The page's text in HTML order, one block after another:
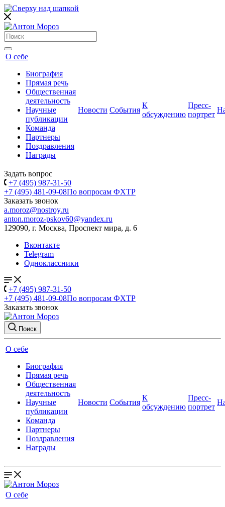
О себе
Биография
Прямая речь
Общественная
деятельность
Научные
публикации
Команда
Партнеры
Поздравления
Награды
Новости События
К
обсуждению
Пресс-
портрет
Задать вопрос
+7 (495) 987-31-50
+7 (495) 481-09-08По вопросам ФХТР
Заказать звонок
a.moroz@nostroy.ru
anton.moroz-pskov60@yandex.ru
129090, г. Москва, Проспект мира, д. 6
Вконтакте
Telegram
Одноклассники
+7 (495) 987-31-50
+7 (495) 481-09-08По вопросам ФХТР
Заказать звонок
Поиск
О себе
Биография
Прямая речь
Общественная
деятельность
Научные
публикации
Команда
Партнеры
Поздравления
Награды
Новости События
К
обсуждению
Пресс-
портрет
О себе